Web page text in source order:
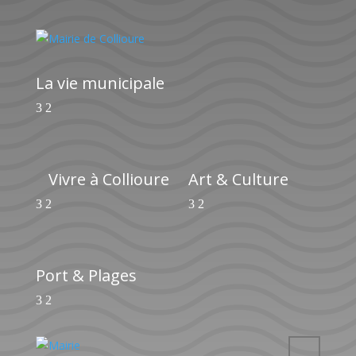
La vie municipale
Vivre à Collioure Art & Culture
Port & Plages